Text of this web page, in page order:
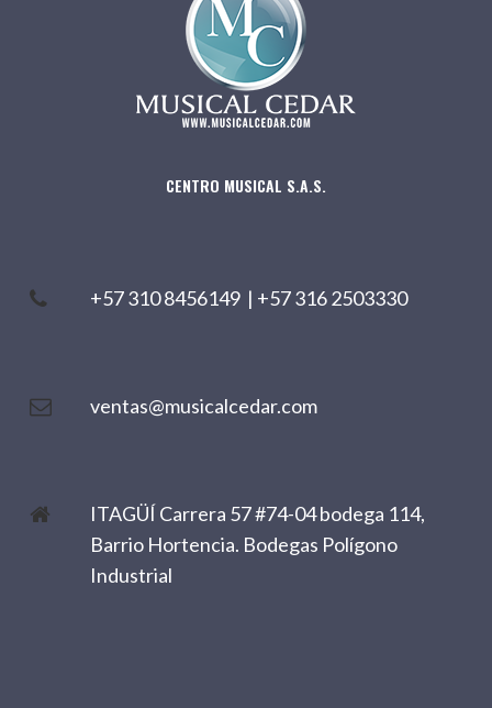
CENTRO MUSICAL S.A.S.
+57 310 8456149 | +57 316 2503330
ventas@musicalcedar.com
ITAGÜÍ Carrera 57 #74-04 bodega 114,
Barrio Hortencia. Bodegas Polígono
Industrial